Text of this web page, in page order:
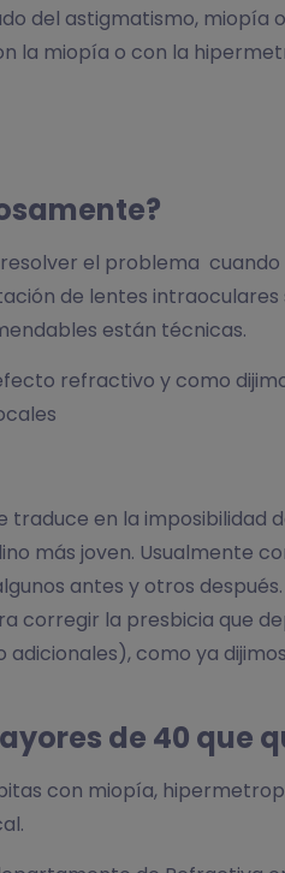
del astigmatismo, miopía
la miopía o con la
el problema
de lentes
están técnicas.
refractivo y como
traduce en la
más joven. Usualmente
antes y otros
corregir la presbicia que
como ya
de 40 que
con miopía,